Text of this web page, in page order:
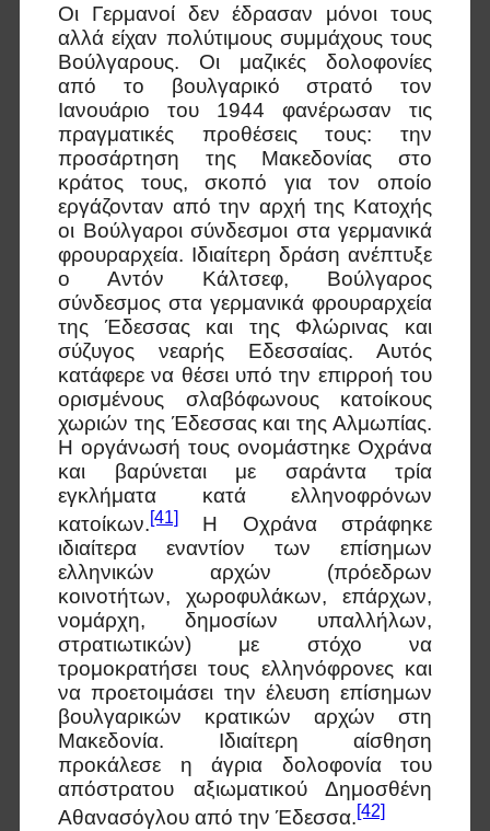
Οι Γερμανοί δεν έδρασαν μόνοι τους
αλλά είχαν πολύτιμους συμμάχους τους
Βούλγαρους. Οι μαζικές δολοφονίες
από το βουλγαρικό στρατό τον
Ιανουάριο του 1944 φανέρωσαν τις
πραγματικές προθέσεις τους: την
προσάρτηση της Μακεδονίας στο
κράτος τους, σκοπό για τον οποίο
εργάζονταν από την αρχή της Κατοχής
οι Βούλγαροι σύνδεσμοι στα γερμανικά
φρουραρχεία. Ιδιαίτερη δράση ανέπτυξε
ο Αντόν Κάλτσεφ, Βούλγαρος
σύνδεσμος στα γερμανικά φρουραρχεία
της Έδεσσας και της Φλώρινας και
σύζυγος νεαρής Εδεσσαίας. Αυτός
κατάφερε να θέσει υπό την επιρροή του
ορισμένους σλαβόφωνους κατοίκους
χωριών της Έδεσσας και της Αλμωπίας.
Η οργάνωσή τους ονομάστηκε Οχράνα
και βαρύνεται με σαράντα τρία
εγκλήματα κατά ελληνοφρόνων
κατοίκων.[41]
Η Οχράνα στράφηκε
ιδιαίτερα εναντίον των επίσημων
ελληνικών αρχών (πρόεδρων
κοινοτήτων, χωροφυλάκων, επάρχων,
νομάρχη, δημοσίων υπαλλήλων,
στρατιωτικών) με στόχο να
τρομοκρατήσει τους ελληνόφρονες και
να προετοιμάσει την έλευση επίσημων
βουλγαρικών κρατικών αρχών στη
Μακεδονία. Ιδιαίτερη αίσθηση
προκάλεσε η άγρια δολοφονία του
απόστρατου αξιωματικού Δημοσθένη
Αθανασόγλου από την Έδεσσα.[42]